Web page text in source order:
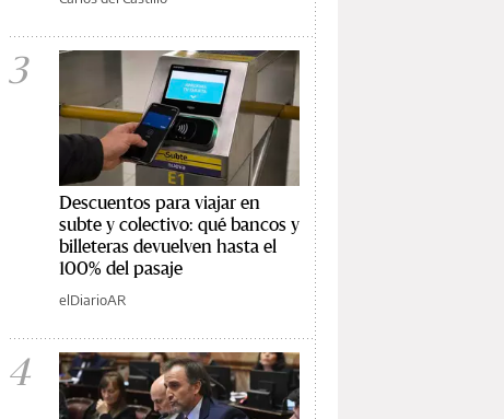
3
Descuentos para viajar en
subte y colectivo: qué bancos y
billeteras devuelven hasta el
100% del pasaje
elDiarioAR
4